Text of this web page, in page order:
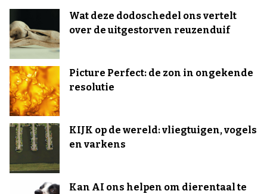
Wat deze dodoschedel ons vertelt
over de uitgestorven reuzenduif
Picture Perfect: de zon in ongekende
resolutie
KIJK op de wereld: vliegtuigen, vogels
en varkens
Kan AI ons helpen om dierentaal te